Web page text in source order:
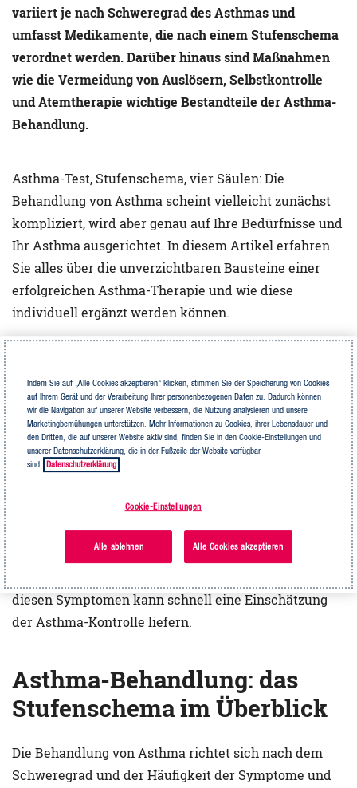
variiert je nach Schweregrad des Asthmas und
umfasst Medikamente, die nach einem Stufenschema
verordnet werden. Darüber hinaus sind Maßnahmen
wie die Vermeidung von Auslösern, Selbstkontrolle
und Atemtherapie wichtige Bestandteile der Asthma-
Behandlung.
Asthma-Test, Stufenschema, vier Säulen: Die
Behandlung von Asthma scheint vielleicht zunächst
kompliziert, wird aber genau auf Ihre Bedürfnisse und
Ihr Asthma ausgerichtet. In diesem Artikel erfahren
Sie alles über die unverzichtbaren Bausteine einer
erfolgreichen Asthma-Therapie und wie diese
individuell ergänzt werden können.
auf die Behandlung
Welche Behandlung erforderlich ist, hängt von der
Ausprägung des Asthmas ab. Ärzt:innen prüfen,
, basierend auf Symptomen wie Häufigkeit
von Atemnot, nächtlichem Erwachen,
Medikamentenbedarf und Aktivitätseinschränkungen
diesen Symptomen kann schnell eine Einschätzung
der Asthma-Kontrolle liefern.
Asthma-Behandlung: das
Stufenschema im Überblick
Die Behandlung von Asthma richtet sich nach dem
Schweregrad und der Häufigkeit der Symptome und
Indem Sie auf „Alle Cookies akzeptieren“ klicken, stimmen Sie der Speicherung von Cookies
auf Ihrem Gerät und der Verarbeitung Ihrer personenbezogenen Daten zu. Dadurch können
wir die Navigation auf unserer Website verbessern, die Nutzung analysieren und unsere
Marketingbemühungen unterstützen. Mehr Informationen zu Cookies, ihrer Lebensdauer und
den Dritten, die auf unserer Website aktiv sind, finden Sie in den Cookie-Einstellungen und
unserer Datenschutzerklärung, die in der Fußzeile der Website verfügbar
sind.
Datenschutzerklärung
Cookie-Einstellungen
Alle ablehnen Alle Cookies akzeptieren